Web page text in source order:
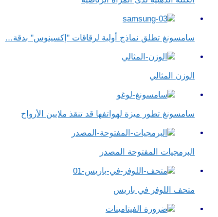
سامسونغ تطلق نماذج أولية لرقاقات "إكسينوس" بدقة…
الوزن المثالي
سامسونغ تطور ميزة لهواتفها قد تنقذ ملايين الأرواح
البرمجيات المفتوحة المصدر
متحف اللوفر في باريس